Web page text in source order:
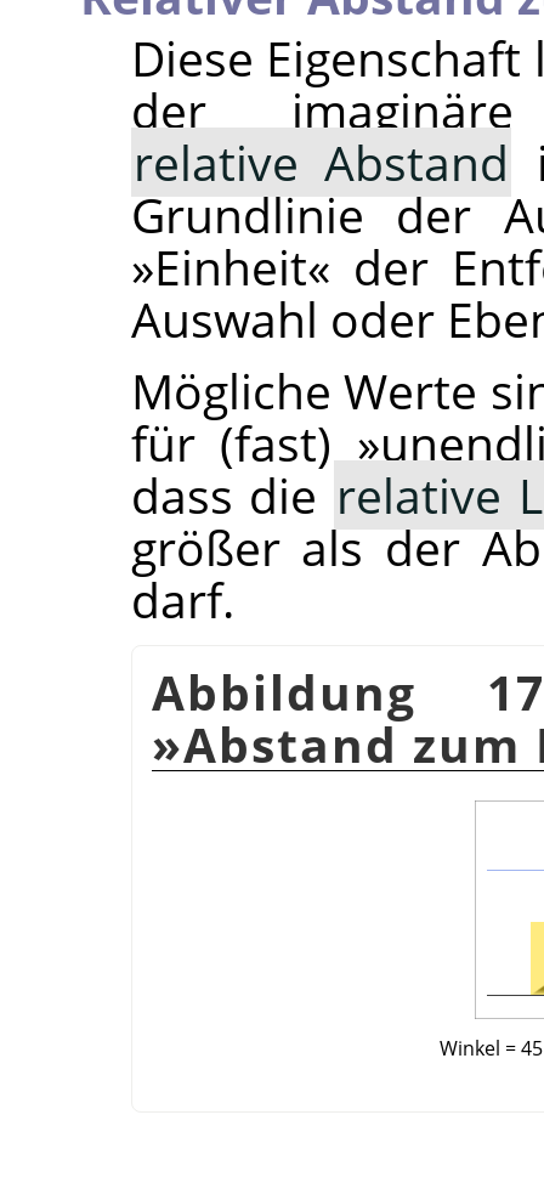
Diese
der
relative Abstand
Grundlinie der
»Einheit« der
Auswahl oder
Mögliche Werte
für (fast)
dass die relative
größer als der
darf.
Abbildung
»Abstand
Winkel =